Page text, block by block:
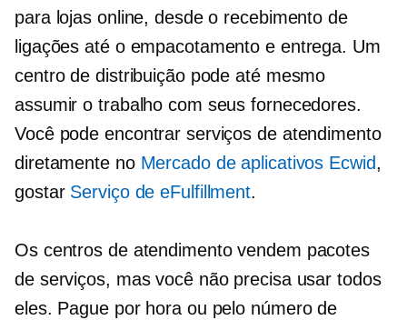
para lojas online, desde o recebimento de
ligações até o empacotamento e entrega. Um
centro de distribuição pode até mesmo
assumir o trabalho com seus fornecedores.
Você pode encontrar serviços de atendimento
diretamente no Mercado de aplicativos Ecwid,
gostar Serviço de eFulfillment.
Os centros de atendimento vendem pacotes
de serviços, mas você não precisa usar todos
eles. Pague por hora ou pelo número de